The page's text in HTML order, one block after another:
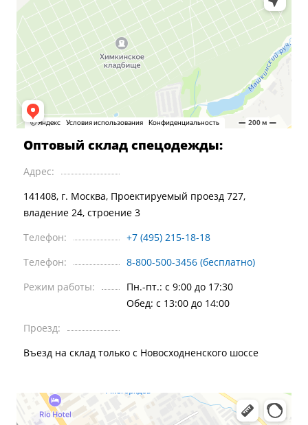
Оптовый склад спецодежды:
Адрес:
141408, г. Москва, Проектируемый проезд 727,
владение 24, строение 3
Телефон:
+7 (495) 215-18-18
Телефон:
8-800-500-3456 (бесплатно)
Режим работы:
Пн.-пт.: c 9:00 до 17:30
Обед: с 13:00 до 14:00
Проезд:
Въезд на склад только с Новосходненского шоссе